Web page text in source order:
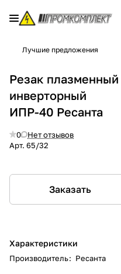
Лучшие предложения
Резак плазменный
инверторный
ИПР-40 Ресанта
0
Нет отзывов
Арт. 65/32
Заказать
Характеристики
Производитель: Ресанта